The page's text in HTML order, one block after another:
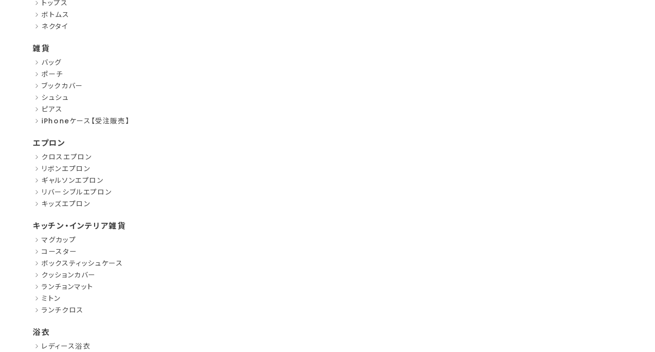
トップス
ボトムス
ネクタイ
雑貨
バッグ
ポーチ
ブックカバー
シュシュ
ピアス
iPhoneケース【受注販売】
エプロン
クロスエプロン
リボンエプロン
ギャルソンエプロン
リバーシブルエプロン
キッズエプロン
キッチン・インテリア雑貨
マグカップ
コースター
ボックスティッシュケース
クッションカバー
ランチョンマット
ミトン
ランチクロス
浴衣
レディース浴衣